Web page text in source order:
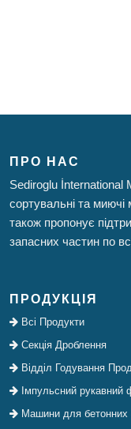
ПРО НАС
Sediroglu İnternational
сортувальні та
також пропонує
запасних частин по
ПРОДУКЦІЯ
Всі Продукти
Секція Дроблення
Відділ Годування
Імпульсний рукавний
Машини для бетонних